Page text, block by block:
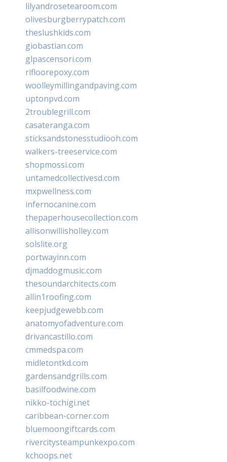
lilyandrosetearoom.com
olivesburgberrypatch.com
theslushkids.com
giobastian.com
glpascensori.com
rifloorepoxy.com
woolleymillingandpaving.com
uptonpvd.com
2troublegrill.com
casateranga.com
sticksandstonesstudiooh.com
walkers-treeservice.com
shopmossi.com
untamedcollectivesd.com
mxpwellness.com
infernocanine.com
thepaperhousecollection.com
allisonwillisholley.com
solslite.org
portwayinn.com
djmaddogmusic.com
thesoundarchitects.com
allin1roofing.com
keepjudgewebb.com
anatomyofadventure.com
drivancastillo.com
cmmedspa.com
midletontkd.com
gardensandgrills.com
basilfoodwine.com
nikko-tochigi.net
caribbean-corner.com
bluemoongiftcards.com
rivercitysteampunkexpo.com
kchoops.net